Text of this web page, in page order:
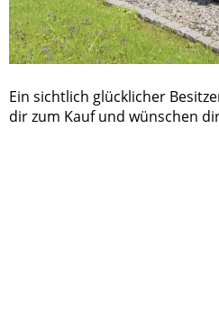
Ein sichtlich glücklicher
dir zum Kauf und wünschen